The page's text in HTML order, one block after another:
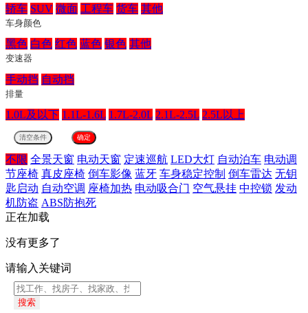
轿车 SUV 微面 工程车 货车 其他
车身颜色
黑色 白色 红色 蓝色 银色 其他
变速器
手动挡 自动挡
排量
1.0L及以下 1.1L-1.6L 1.7L-2.0L 2.1L-2.5L 2.5L以上
不限 全景天窗 电动天窗 定速巡航 LED大灯 自动泊车 电动调
节座椅 真皮座椅 倒车影像 蓝牙 车身稳定控制 倒车雷达 无钥
匙启动 自动空调 座椅加热 电动吸合门 空气悬挂 中控锁 发动
机防盗 ABS防抱死
正在加载
没有更多了
请输入关键词
搜索